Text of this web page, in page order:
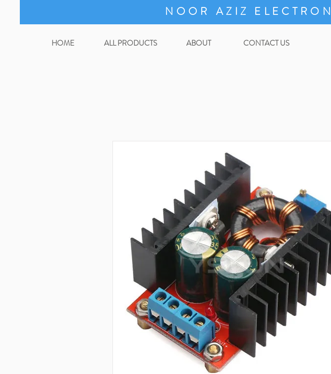
HOME ALL PRODUCTS ABOUT CONTACT US
NOOR AZIZ